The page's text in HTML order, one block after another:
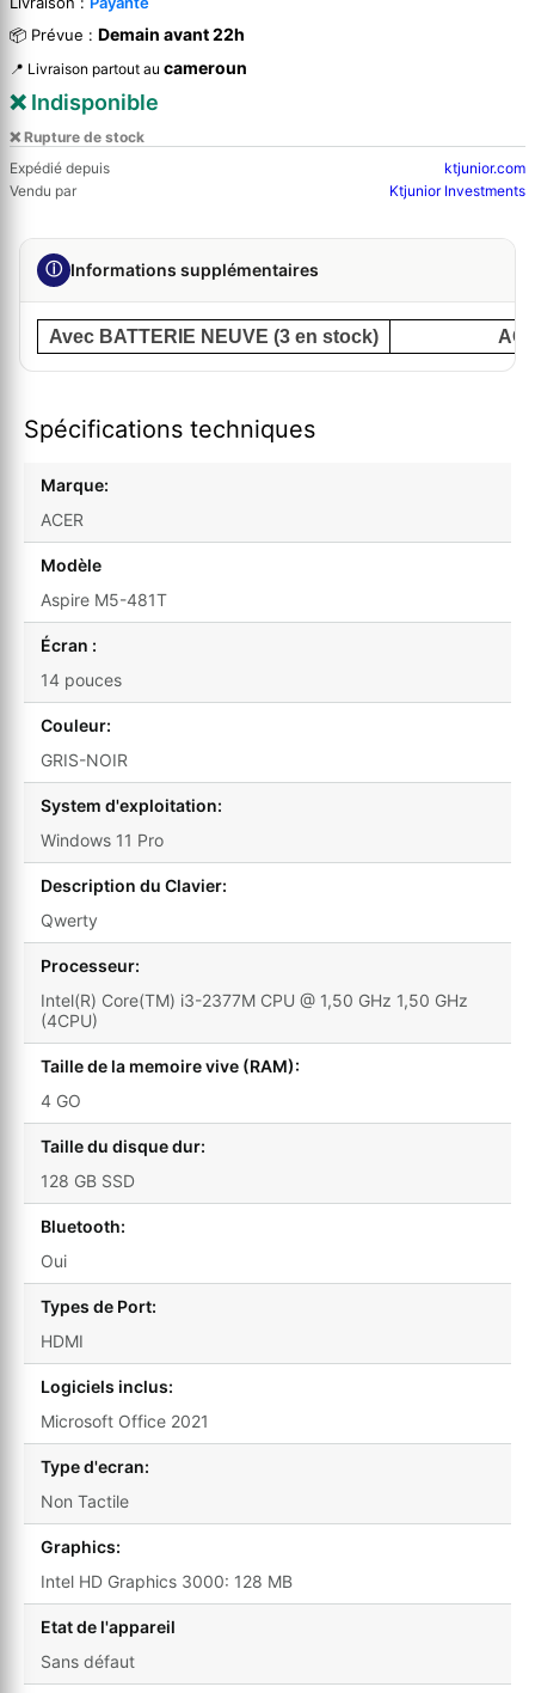
📦 Prévue : Demain avant 22h
📍 Livraison partout au cameroun
❌ Indisponible
❌ Rupture de stock
Expédié depuis
ktjunior.com
Vendu par
Ktjunior Investments
ⓘ Informations supplémentaires
Avec BATTERIE NEUVE (3 en stock)
Spécifications techniques
Marque:
ACER
Modèle
Aspire M5-481T
Écran :
14 pouces
Couleur:
GRIS-NOIR
System d'exploitation:
Windows 11 Pro
Description du Clavier:
Qwerty
Processeur:
Intel(R) Core(TM) i3-2377M CPU @ 1,50 GHz 1,50 GHz
(4CPU)
Taille de la memoire vive (RAM):
4 GO
Taille du disque dur:
128 GB SSD
Bluetooth:
Oui
Types de Port:
HDMI
Logiciels inclus:
Microsoft Office 2021
Type d'ecran:
Non Tactile
Graphics:
Intel HD Graphics 3000: 128 MB
Etat de l'appareil
Sans défaut